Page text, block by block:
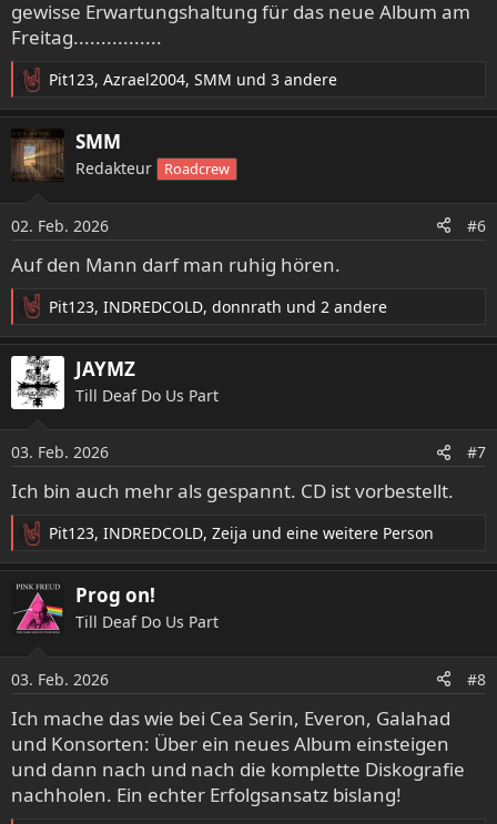
:
gewisse Erwartungshaltung für das neue Album am
Freitag................
R
e
a
k
t
n
e
n
Pit123, Azrael2004, SMM und 3 andere
SMM
Redakteur Roadcrew
02. Feb. 2026 #6
Auf den Mann darf man ruhig hören.
R
e
a
k
t
n
e
n
Pit123, INDREDCOLD, donnrath und 2 andere
JAYMZ
Till Deaf Do Us Part
03. Feb. 2026 #7
Ich bin auch mehr als gespannt. CD ist vorbestellt.
R
e
a
k
t
n
e
n
:
Pit123, INDREDCOLD, Zeija und eine weitere Person
Prog on!
Till Deaf Do Us Part
03. Feb. 2026 #8
Ich mache das wie bei Cea Serin, Everon, Galahad
und Konsorten: Über ein neues Album einsteigen
und dann nach und nach die komplette Diskografie
nachholen. Ein echter Erfolgsansatz bislang!